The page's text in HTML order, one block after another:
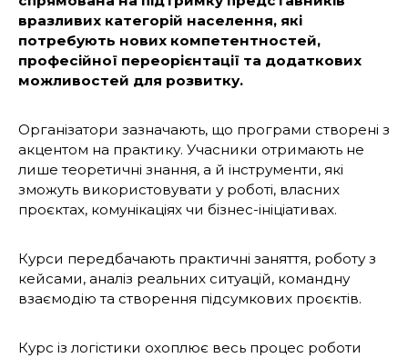
вразливих категорій населення, які
потребують нових компетентностей,
професійної переорієнтації та додаткових
можливостей для розвитку.
Організатори зазначають, що програми створені з
акцентом на практику. Учасники отримають не
лише теоретичні знання, а й інструменти, які
зможуть використовувати у роботі, власних
проєктах, комунікаціях чи бізнес-ініціативах.
Курси передбачають практичні заняття, роботу з
кейсами, аналіз реальних ситуацій, командну
взаємодію та створення підсумкових проєктів.
Курс із логістики охоплює весь процес роботи